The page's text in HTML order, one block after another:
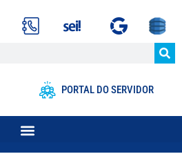
PORTAL DO SERVIDOR